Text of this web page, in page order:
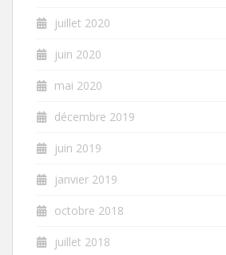
juillet 2020
juin 2020
mai 2020
décembre 2019
juin 2019
janvier 2019
octobre 2018
juillet 2018